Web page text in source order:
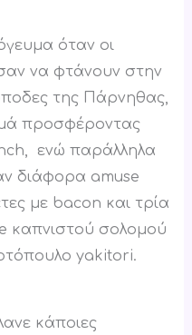
όταν οι
να φτάνουν στην
της Πάρνηθας,
προσφέροντας
ενώ παράλληλα
διάφορα amuse
με bacon και τρία
καπνιστού σολομού
yakitori.
κάποιες